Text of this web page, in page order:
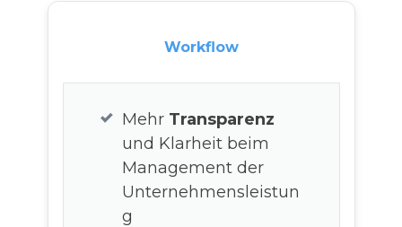
Workflow
Mehr Transparenz
und Klarheit beim
Management der
Unternehmensleistun
g